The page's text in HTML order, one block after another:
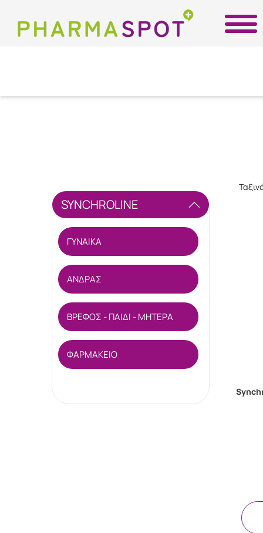
SYNCHROLINE
ΓΥΝΑΙΚΑ
ΑΝΔΡΑΣ
ΒΡΕΦΟΣ - ΠΑΙΔΙ - ΜΗΤΕΡΑ
ΦΑΡΜΑΚΕΙΟ